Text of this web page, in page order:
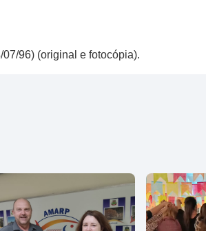
96) (original e fotocópia).